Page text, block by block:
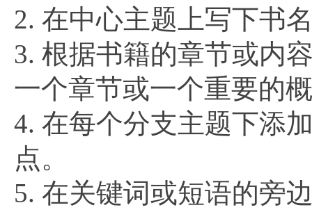
2. 在中心主题上写下书
3. 根据书籍的章节或内
一个章节或一个重要的
4. 在每个分支主题下添
点。
5. 在关键词或短语的旁